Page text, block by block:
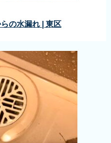
の水漏れ | 東区